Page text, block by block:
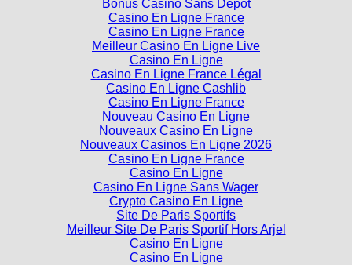
Casino En Ligne France
Casino En Ligne France
Meilleur Casino En Ligne Live
Casino En Ligne
Casino En Ligne France Légal
Casino En Ligne Cashlib
Casino En Ligne France
Nouveau Casino En Ligne
Nouveaux Casino En Ligne
Nouveaux Casinos En Ligne 2026
Casino En Ligne France
Casino En Ligne
Casino En Ligne Sans Wager
Crypto Casino En Ligne
Site De Paris Sportifs
Meilleur Site De Paris Sportif Hors Arjel
Casino En Ligne
Casino En Ligne